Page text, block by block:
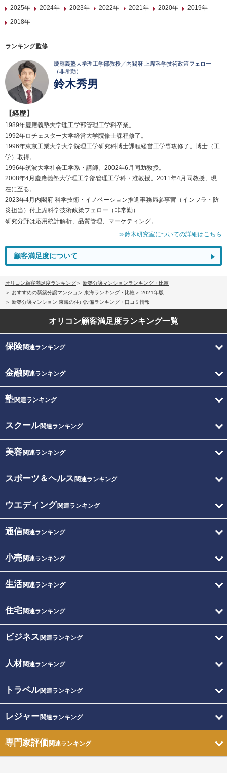
2025年
2024年 2023年 2022年 2021年 2020年
2019年
2018年
ランキング監修
慶應義塾大学理工学部教授／内閣府 上席科学技術政策フェロー
（非常勤）
鈴木秀男
【経歴】
1989年慶應義塾大学理工学部管理工学科卒業。
1992年ロチェスター大学経営大学院修士課程修了。
1996年東京工業大学大学院理工学研究科博士課程経営工学専攻修了。博士（工
学）取得。
1996年筑波大学社会工学系・講師。2002年6月同助教授。
2008年4月慶應義塾大学理工学部管理工学科・准教授。2011年4月同教授、現
在に至る。
2023年4月内閣府 科学技術・イノベーション推進事務局参事官（インフラ・防
災担当）付上席科学技術政策フェロー（非常勤）
研究分野は応用統計解析、品質管理、マーケティング。
≫鈴木研究室についての詳細はこちら
顧客満足度について
オリコン顧客満足度ランキング
新築分譲マンションランキング・比較
おすすめの新築分譲マンション 東海ランキング・比較
2021年版
新築分譲マンション 東海の住戸設備ランキング・口コミ情報
オリコン顧客満足度ランキング一覧
保険関連ランキング
金融関連ランキング
塾関連ランキング
スクール関連ランキング
美容関連ランキング
スポーツ＆ヘルス 関連ランキング
ウエディング関連ランキング
通信関連ランキング
小売関連ランキング
生活関連ランキング
住宅関連ランキング
ビジネス 関連ランキング
人材関連ランキング
トラベル関連ランキング
レジャー関連ランキング
専門家評価関連ランキング